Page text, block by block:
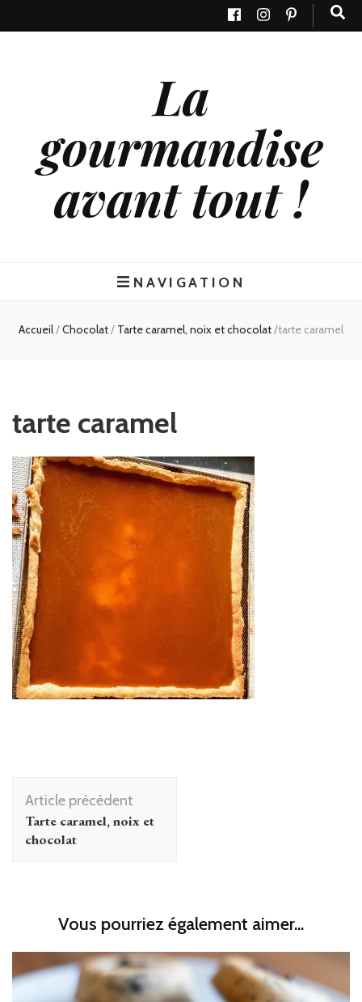
La
gourmandise
avant tout !
NAVIGATION
Accueil/Chocolat/ Tarte caramel, noix et chocolat/tarte caramel
tarte caramel
Navigation
d'article
Article précédent
Tarte caramel, noix et
chocolat
Vous pourriez également aimer...